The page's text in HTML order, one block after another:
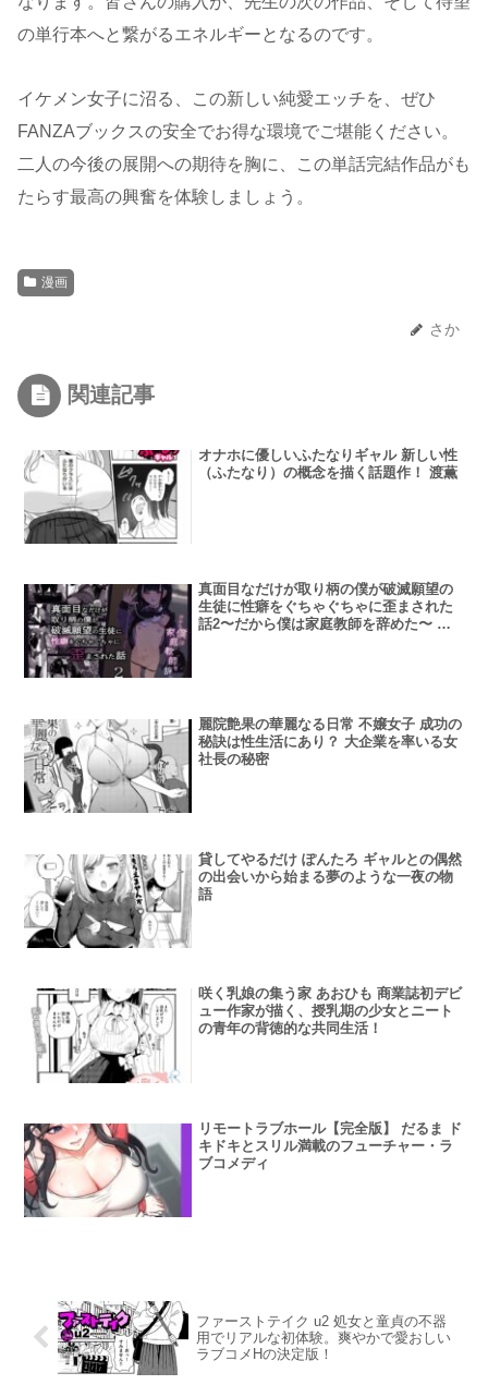
の単行本へと繋がるエネルギーとなるのです。
イケメン女子に沼る、この新しい純愛エッチを、ぜひ
FANZAブックスの安全でお得な環境でご堪能ください。
二人の今後の展開への期待を胸に、この単話完結作品がも
たらす最高の興奮を体験しましょう。
漫画
さか
関連記事
オナホに優しいふたなりギャル 新しい性
（ふたなり）の概念を描く話題作！ 渡薫
真面目なだけが取り柄の僕が破滅願望の
生徒に性癖をぐちゃぐちゃに歪まされた
話2〜だから僕は家庭教師を辞めた〜 ト
麗院艶果の華麗なる日常 不嬢女子 成功の
秘訣は性生活にあり？ 大企業を率いる女
社長の秘密
貸してやるだけ ぽんたろ ギャルとの偶然
の出会いから始まる夢のような一夜の物
語
咲く乳娘の集う家 あおひも 商業誌初デビ
ュー作家が描く、授乳期の少女とニート
の青年の背徳的な共同生活！
リモートラブホール【完全版】 だるま ド
キドキとスリル満載のフューチャー・ラ
ブコメディ
ファーストテイク u2 処女と童貞の不器
用でリアルな初体験。爽やかで愛おしい
ラブコメHの決定版！